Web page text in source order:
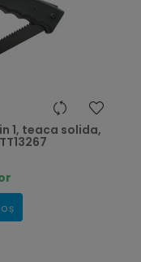
1, teaca solida,